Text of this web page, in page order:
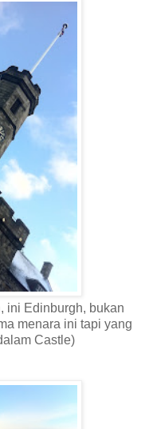
ini Edinburgh, bukan
menara ini tapi yang
Castle)